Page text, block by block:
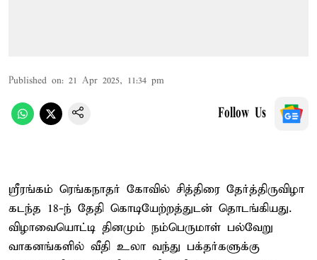
Published on: 21 Apr 2025, 11:34 pm
Follow Us
ஸ்ரீரங்கம் ரெங்கநாதர் கோவில் சித்திரை தேர்த்திருவிழா
கடந்த 18-ந் தேதி கொடியேற்றத்துடன் தொடங்கியது.
விழாவையொட்டி தினமும் நம்பெருமாள் பல்வேறு
வாகனங்களில் வீதி உலா வந்து பக்தர்களுக்கு